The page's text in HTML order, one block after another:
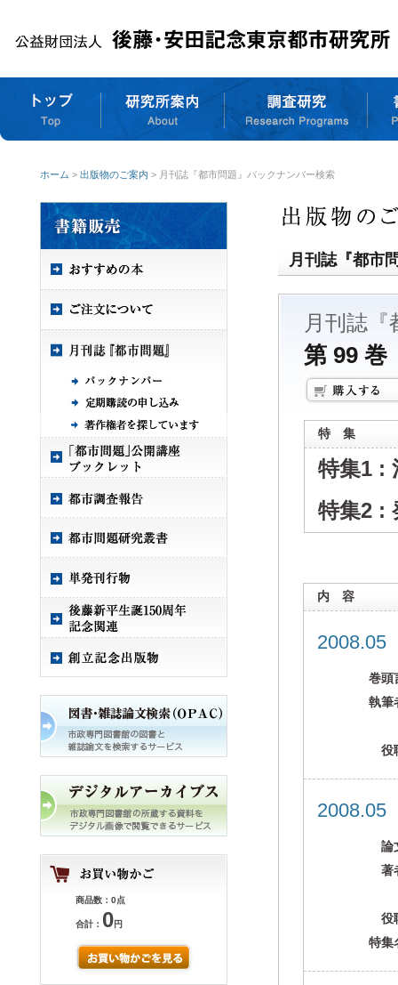
ホーム > 出版物のご案内 > 月刊誌『都市問題』バックナンバー検索
商品数：0点
合計： 0円
月刊誌『都市
月刊誌『
第 99
特 集
特集1 :
特集2 :
内 容
巻頭
執筆
役
論
著
役
特集